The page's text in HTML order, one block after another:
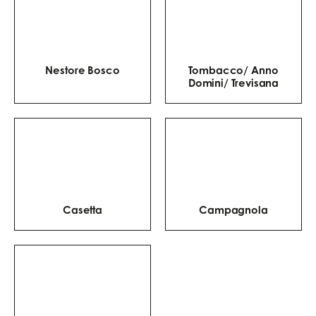
Nestore Bosco
Tombacco/ Anno
Domini/ Trevisana
Casetta Campagnola